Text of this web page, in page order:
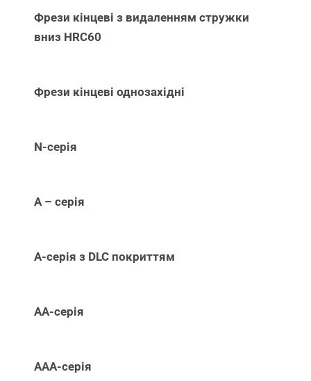
Фрези кінцеві з видаленням стружки
вниз НRC60
Фрези кінцеві однозахідні
N-серія
А – серія
А-серія з DLC покриттям
АА-серія
ААА-серія